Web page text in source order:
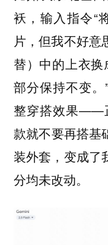
袄，输入指令“
片，但我不好意
替）中的上衣
部分保持不变
整穿搭效果——
款就不要再搭基
装外套，变成了
分均未改动。